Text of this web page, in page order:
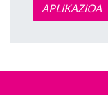
APLIKAZIOA